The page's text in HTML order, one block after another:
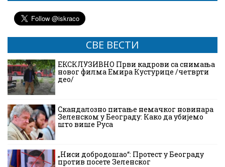
СВЕ ВЕСТИ
ЕКСКЛУЗИВНО Први кадрови са снимања
новог филма Емира Кустурице /четврти
део/
Скандалозно питање немачког новинара
Зеленском у Београду: Како да убијемо
што више Руса
„Ниси добродошао“: Протест у Београду
против посете Зеленског